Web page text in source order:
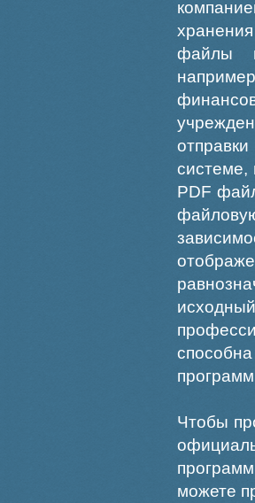
файлы
системе,
PDF
Чтобы
можете